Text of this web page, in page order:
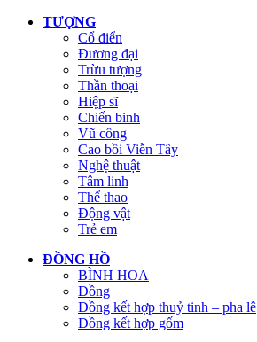
TƯỢNG
Cổ điển
Đương đại
Trừu tượng
Thần thoại
Hiệp sĩ
Chiến binh
Vũ công
Cao bồi Viễn Tây
Nghệ thuật
Tâm linh
Thể thao
Động vật
Trẻ em
ĐỒNG HỒ
BÌNH HOA
Đồng
Đồng kết hợp thuỷ tinh – pha lê
Đồng kết hợp gốm